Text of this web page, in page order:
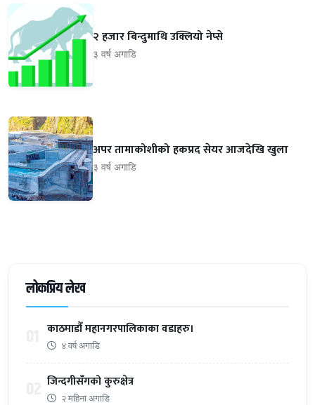
२ हजार बिन्दुमाथि उक्लियो नेप्से
३ वर्ष अगाडि
अपर तामाकोशीको हकप्रद सेयर आजदेखि खुला
३ वर्ष अगाडि
लोकप्रिय लेख
काठमाडौँ महानगरपालिकाका वडाहरु।
४ वर्ष अगाडि
जिन्दगीसँगको कुरुक्षेत्र
२ महिना अगाडि